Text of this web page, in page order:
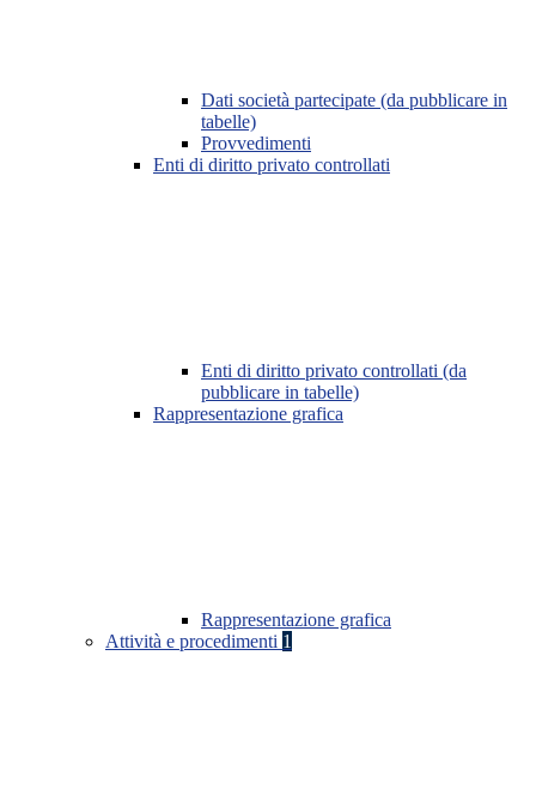
Dati società partecipate (da pubblicare in
tabelle)
Provvedimenti
Enti di diritto privato controllati
Enti di diritto privato controllati (da
pubblicare in tabelle)
Rappresentazione grafica
Rappresentazione grafica
Attività e procedimenti 1